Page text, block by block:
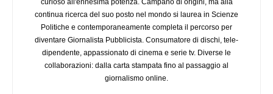
curioso all'ennesima potenza. Campano di origini, ma alla
continua ricerca del suo posto nel mondo si laurea in Scienze
Politiche e contemporaneamente completa il percorso per
diventare Giornalista Pubblicista. Consumatore di dischi, tele-
dipendente, appassionato di cinema e serie tv. Diverse le
collaborazioni: dalla carta stampata fino al passaggio al
giornalismo online.